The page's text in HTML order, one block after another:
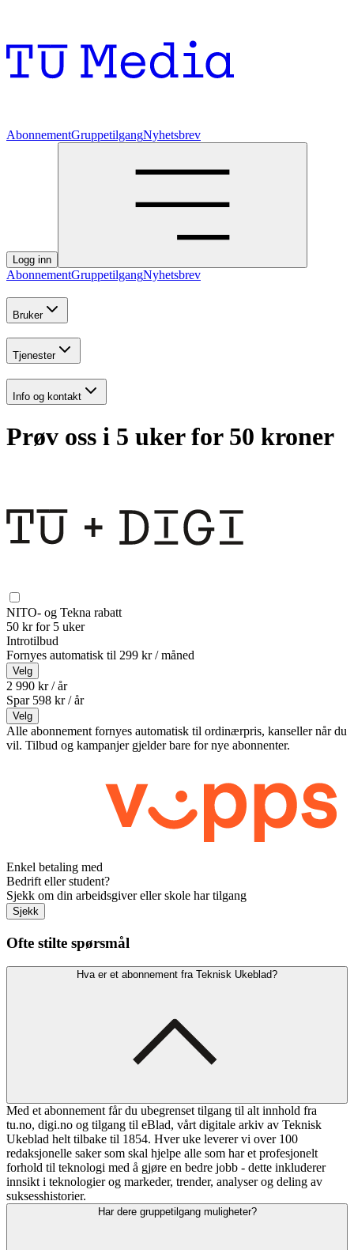
AbonnementGruppetilgangNyhetsbrev
Logg inn
AbonnementGruppetilgangNyhetsbrev
Bruker
Tjenester
Info og kontakt
Prøv oss i 5 uker for 50 kroner
NITO- og Tekna rabatt
50 kr for 5 uker
Introtilbud
Fornyes automatisk til 299 kr / måned
Velg
2 990 kr / år
Spar 598 kr /år
Velg
Alle abonnement fornyes automatisk til ordinærpris, kanseller når du
vil. Tilbud og kampanjer gjelder bare for nye abonnenter.
Enkel betaling med
Bedrift eller student?
Sjekk om din arbeidsgiver eller skole har tilgang
Sjekk
Ofte stilte spørsmål
Hva er et abonnement fra Teknisk Ukeblad?
Med et abonnement får du ubegrenset tilgang til alt innhold fra
tu.no, digi.no og tilgang til eBlad, vårt digitale arkiv av Teknisk
Ukeblad helt tilbake til 1854. Hver uke leverer vi over 100
redaksjonelle saker som skal hjelpe alle som har et profesjonelt
forhold til teknologi med å gjøre en bedre jobb - dette inkluderer
innsikt i teknologier og markeder, trender, analyser og deling av
suksesshistorier.
Har dere gruppetilgang muligheter?